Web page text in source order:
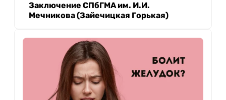
Заключение СПбГМА им. И.И.
Мечникова (Зайечицкая Горькая)